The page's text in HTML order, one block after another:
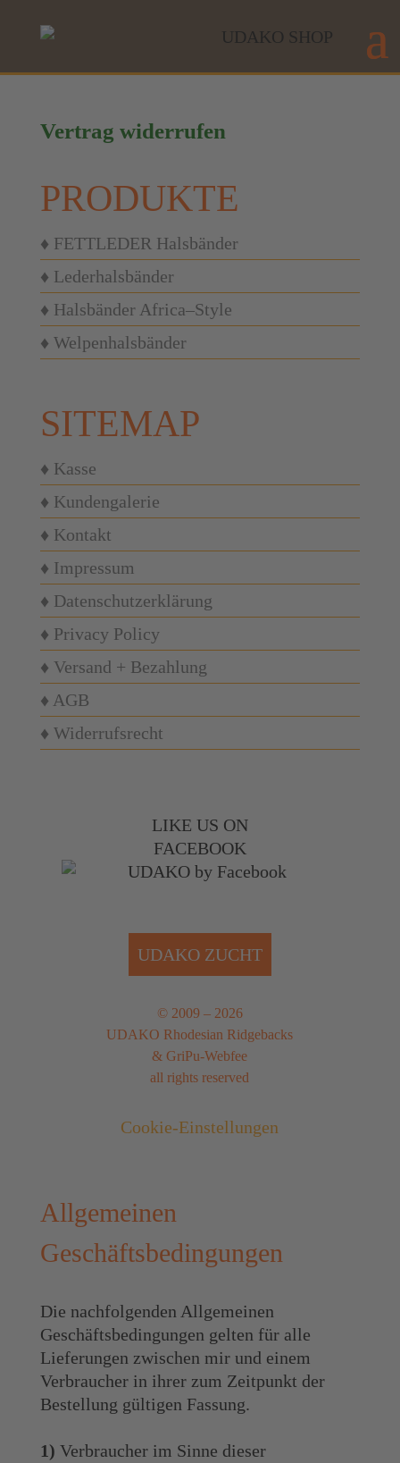
Vertrag widerrufen
PRODUKTE
♦ FETTLEDER Halsbänder
♦ Lederhalsbänder
♦ Halsbänder Africa–Style
♦ Welpenhalsbänder
SITEMAP
♦ Kasse
♦ Kundengalerie
♦ Kontakt
♦ Impressum
♦ Datenschutzerklärung
♦ Privacy Policy
♦ Versand + Bezahlung
♦ AGB
♦ Widerrufsrecht
LIKE US ON
FACEBOOK
UDAKO ZUCHT
© 2009 – 2026
UDAKO Rhodesian Ridgebacks
&GriPu-Webfee
all rights reserved
Cookie-Einstellungen
Allgemeinen
Geschäftsbedingungen
Die nachfolgenden Allgemeinen
Geschäftsbedingungen gelten für alle
Lieferungen zwischen mir und einem
Verbraucher in ihrer zum Zeitpunkt der
Bestellung gültigen Fassung.
1) Verbraucher im Sinne dieser